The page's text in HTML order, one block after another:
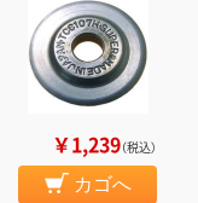
￥1,239（税込）
カゴへ